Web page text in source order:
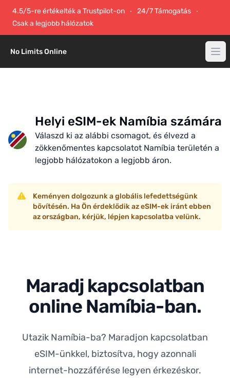
4.5/5-re értékelték a Trustpilot-on
24/7 Támogatás
Csak a legjobb hálózatok
No Limits Online
Helyi eSIM-ek Namíbia számára
Válaszd ki az alábbi csomagot, és élvezd a
zökkenőmentes kapcsolatot Namíbia területén a
legjobb hálózatokon a legjobb áron.
Keményen dolgozunk a globális lefedettségünk
bővítésén. Ha Ön érdeklődik az eSIM-ek iránt ebben
az országban, kérjük, lépjen kapcsolatba velünk.
Maradj kapcsolatban
online Namíbia-ban.
Utazik Namíbia-ba? Maradjon kapcsolatban
eSIM-ünkkel, biztosítva, hogy azonnali
internet-hozzáférése legyen érkezéskor.